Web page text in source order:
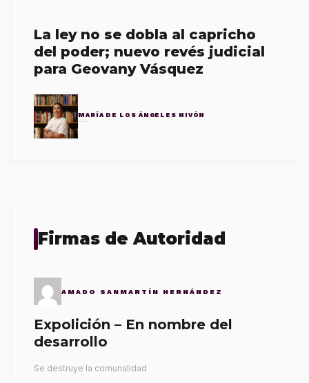
La ley no se dobla al capricho
del poder; nuevo revés judicial
para Geovany Vásquez
MARÍA DE LOS ÁNGELES NIVÓN
Firmas de Autoridad
AMADO SANMARTÍN HERNÁNDEZ
Expolición – En nombre del
desarrollo
Se destruye la comunalidad